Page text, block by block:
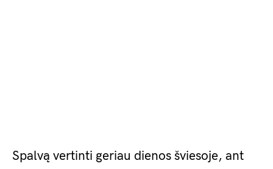
Spalvą vertinti geriau dienos šviesoje, ant